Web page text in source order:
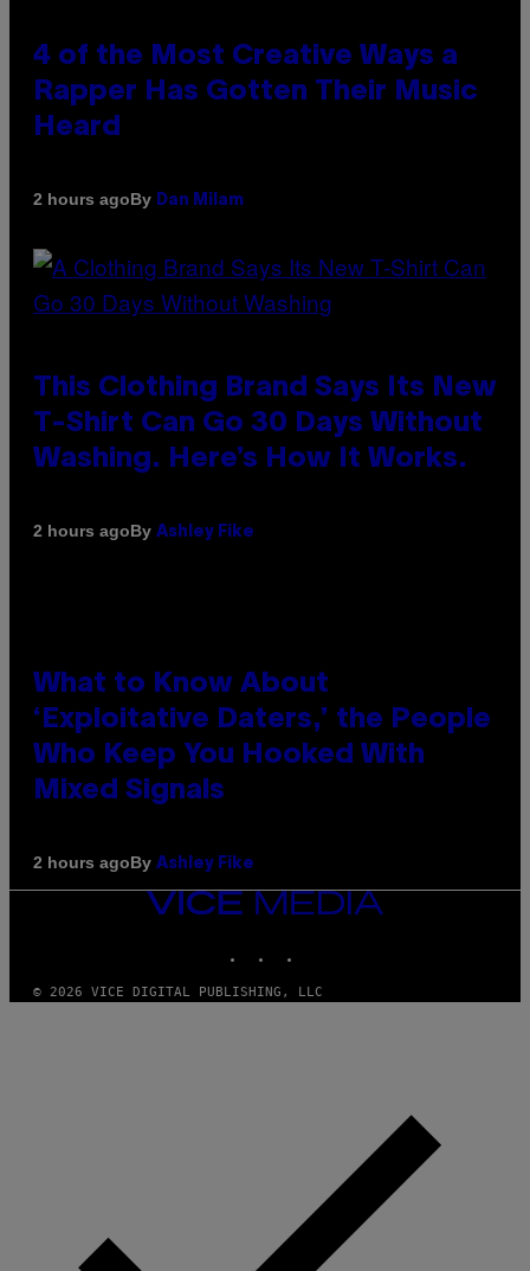
4 of the Most Creative Ways a
Rapper Has Gotten Their Music
Heard
2 hours agoBy Dan Milam
This Clothing Brand Says Its New
T-Shirt Can Go 30 Days Without
Washing. Here’s How It Works.
2 hours agoBy Ashley Fike
What to Know About
‘Exploitative Daters,’ the People
Who Keep You Hooked With
Mixed Signals
2 hours agoBy Ashley Fike
VICE
MEDIA
© 2026 VICE DIGITAL PUBLISHING, LLC